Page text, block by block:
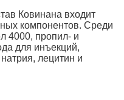
Ковинана входит
компонентов. Среди
4000, пропил- и
для инъекций,
лецитин и